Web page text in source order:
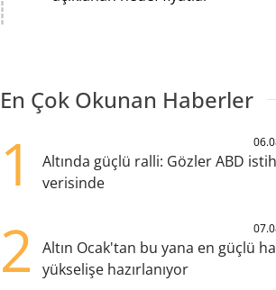
En Çok Okunan Haberler
1
Altında güçlü ralli: Gözler ABD
verisinde
2
Altın Ocak'tan bu yana en güçlü
yükselişe hazırlanıyor